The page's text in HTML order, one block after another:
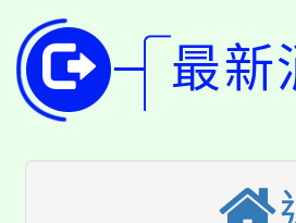
徵才活動。
局官網。
8月14至27
115年桃園
田徑場及
桃園市低
最新